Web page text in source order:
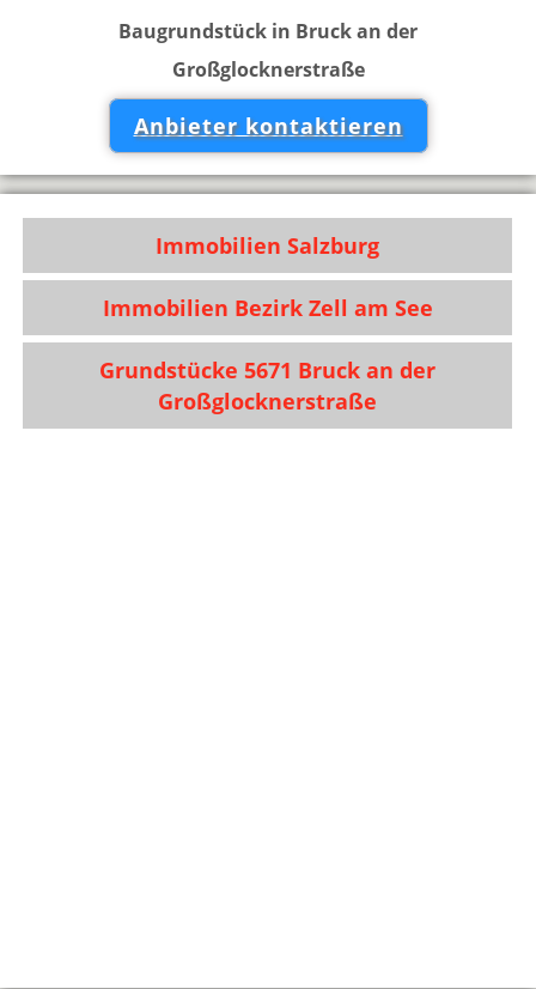
Baugrundstück in Bruck an der
Großglocknerstraße
Anbieter kontaktieren
Immobilien Salzburg
Immobilien Bezirk Zell am See
Grundstücke 5671 Bruck an der
Großglocknerstraße